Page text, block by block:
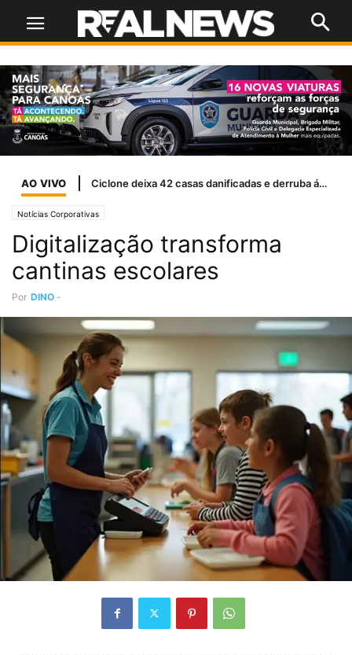
AO VIVO
Notícias Corporativas
Digitalização transforma
cantinas escolares
Por DINO -